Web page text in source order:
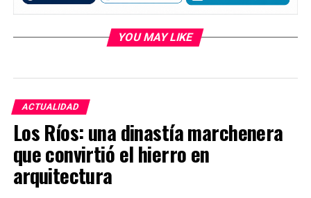
YOU MAY LIKE
ACTUALIDAD
Los Ríos: una dinastía marchenera
que convirtió el hierro en
arquitectura